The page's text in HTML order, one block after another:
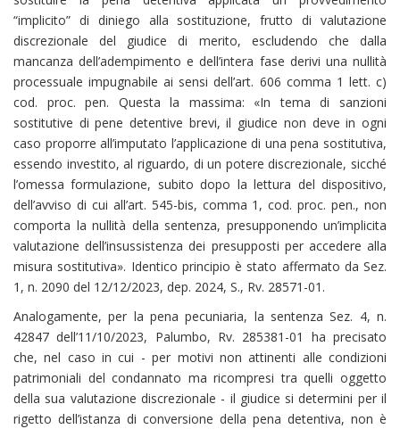
“implicito” di diniego alla sostituzione, frutto di valutazione
discrezionale del giudice di merito, escludendo che dalla
mancanza dell’adempimento e dell’intera fase derivi una nullità
processuale impugnabile ai sensi dell’art. 606 comma 1 lett. c)
cod. proc. pen. Questa la massima: «In tema di sanzioni
sostitutive di pene detentive brevi, il giudice non deve in ogni
caso proporre all’imputato l’applicazione di una pena sostitutiva,
essendo investito, al riguardo, di un potere discrezionale, sicché
l’omessa formulazione, subito dopo la lettura del dispositivo,
dell’avviso di cui all’art. 545-bis, comma 1, cod. proc. pen., non
comporta la nullità della sentenza, presupponendo un’implicita
valutazione dell’insussistenza dei presupposti per accedere alla
misura sostitutiva». Identico principio è stato affermato da Sez.
1, n. 2090 del 12/12/2023, dep. 2024, S., Rv. 28571-01.
Analogamente, per la pena pecuniaria, la sentenza Sez. 4, n.
42847 dell’11/10/2023, Palumbo, Rv. 285381-01 ha precisato
che, nel caso in cui - per motivi non attinenti alle condizioni
patrimoniali del condannato ma ricompresi tra quelli oggetto
della sua valutazione discrezionale - il giudice si determini per il
rigetto dell’istanza di conversione della pena detentiva, non è